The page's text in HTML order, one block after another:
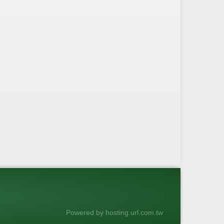
Powered by hosting.url.com.tw